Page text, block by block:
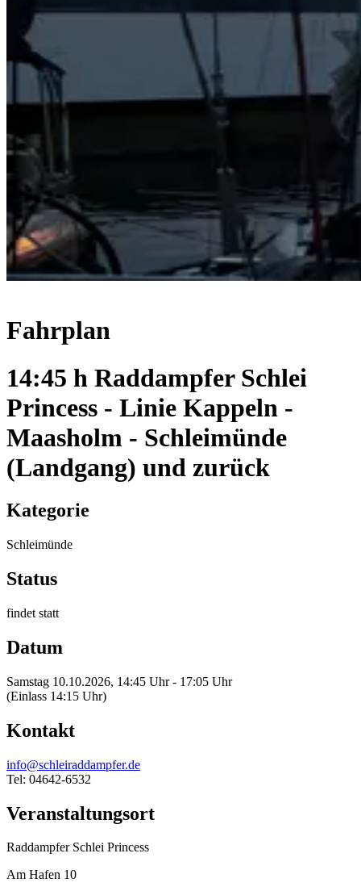
Fahrplan
14:45 h Raddampfer Schlei
Princess - Linie Kappeln -
Maasholm - Schleimünde
(Landgang) und zurück
Kategorie
Schleimünde
Status
findet statt
Datum
Samstag 10.10.2026, 14:45 Uhr - 17:05 Uhr
(Einlass 14:15 Uhr)
Kontakt
info@schleiraddampfer.de
Tel: 04642-6532
Veranstaltungsort
Raddampfer Schlei Princess
Am Hafen 10